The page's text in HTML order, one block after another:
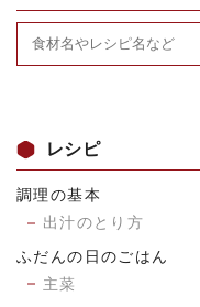
レシピ
調理の基本
出汁のとり方
ふだんの日のごはん
主菜